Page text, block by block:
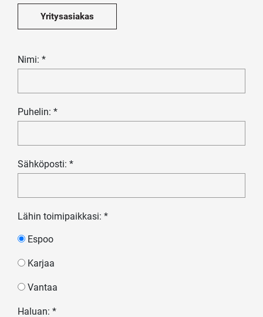
Yritysasiakas
Nimi: *
Puhelin: *
Sähköposti: *
Lähin toimipaikkasi: *
Espoo
Karjaa
Vantaa
Haluan: *